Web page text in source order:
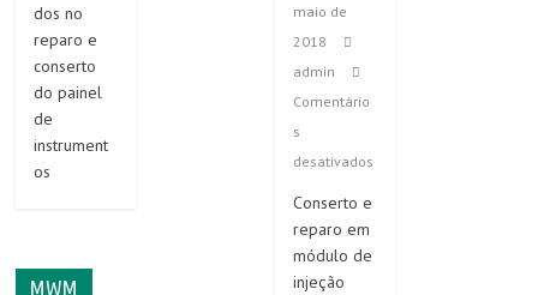
dos no
reparo e
conserto
do painel
de
instrument
os
MWM
maio de
2018
admin
Comentário
s
desativados
Conserto e
reparo em
módulo de
injeção